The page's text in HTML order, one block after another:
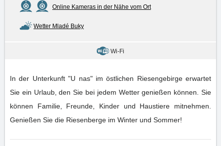
Online Kameras in der Nähe vom Ort
Wetter Mladé Buky
Wi-Fi
In der Unterkunft "U nas" im östlichen Riesengebirge erwartet
Sie ein Urlaub, den Sie bei jedem Wetter genießen können. Sie
können Familie, Freunde, Kinder und Haustiere mitnehmen.
Genießen Sie die Riesenberge im Winter und Sommer!